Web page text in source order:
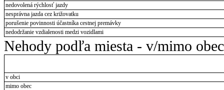
nedovolená rýchlosť jazdy
nesprávna jazda cez križovatku
porušenie povinnosti účastníka cestnej premávky
nedodržanie vzdialenosti medzi vozidlami
Nehody podľa miesta - v/mimo obec
v obci
mimo obec